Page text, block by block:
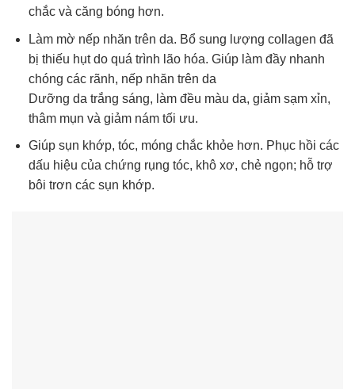
chắc và căng bóng hơn.
Làm mờ nếp nhăn trên da. Bổ sung lượng collagen đã
bị thiếu hụt do quá trình lão hóa. Giúp làm đầy nhanh
chóng các rãnh, nếp nhăn trên da
Dưỡng da trắng sáng, làm đều màu da, giảm sạm xỉn,
thâm mụn và giảm nám tối ưu.
Giúp sụn khớp, tóc, móng chắc khỏe hơn. Phục hồi các
dấu hiệu của chứng rụng tóc, khô xơ, chẻ ngọn; hỗ trợ
bôi trơn các sụn khớp.